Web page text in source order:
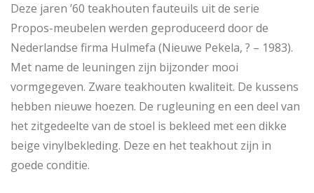
Deze jaren ’60 teakhouten fauteuils uit de serie
Propos-meubelen werden geproduceerd door de
Nederlandse firma Hulmefa (Nieuwe Pekela, ? – 1983).
Met name de leuningen zijn bijzonder mooi
vormgegeven. Zware teakhouten kwaliteit. De kussens
hebben nieuwe hoezen. De rugleuning en een deel van
het zitgedeelte van de stoel is bekleed met een dikke
beige vinylbekleding. Deze en het teakhout zijn in
goede conditie.